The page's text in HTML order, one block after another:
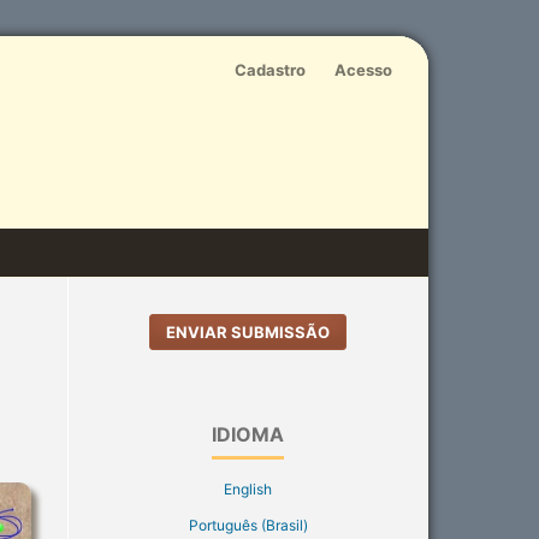
Cadastro Acesso
ENVIAR SUBMISSÃO
IDIOMA
English
Português (Brasil)